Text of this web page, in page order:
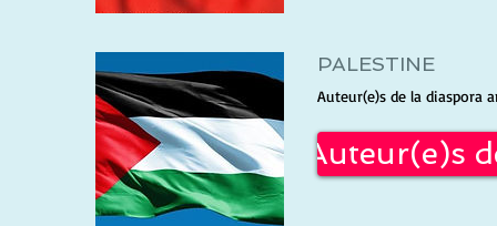
PALESTINE
Auteur(e)s de la diaspora
Auteur(e)s